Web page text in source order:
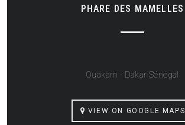
PHARE DES MAMELLES
Ouakam - Dakar Sénégal
VIEW ON GOOGLE MAPS